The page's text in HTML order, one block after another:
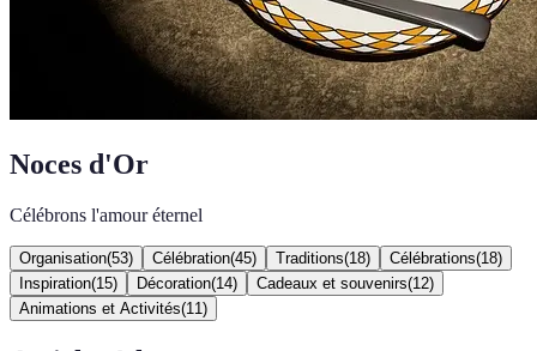
Noces d'Or
Célébrons l'amour éternel
Organisation(53) Célébration(45) Traditions(18) Célébrations(18)
Inspiration(15) Décoration(14) Cadeaux et souvenirs(12)
Animations et Activités(11 )